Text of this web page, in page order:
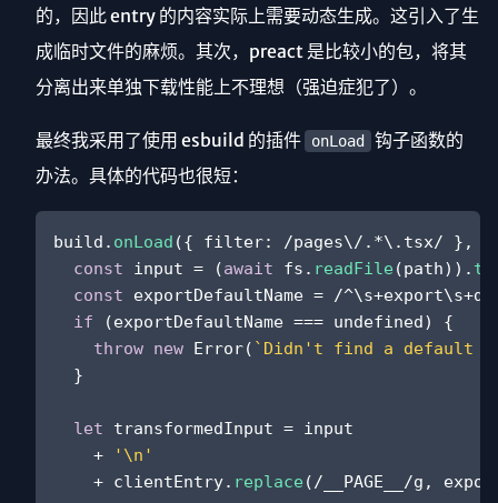
的，因此 entry 的内容实际上需要动态生成。这引入了生
成临时文件的麻烦。其次，preact 是比较小的包，将其
分离出来单独下载性能上不理想（强迫症犯了）。
最终我采用了使用 esbuild 的插件 onLoad
钩子函数的
办法。具体的代码也很短：
build. onLoad ({ filter: /pages\/.*\.tsx/ },
const input = (await fs. readFile (path)).
const exportDefaultName = /
if (exportDefaultName === undefined) {
throw new Error( `Didn't find a default
  }
let transformedInput = input
    +
'\n'
    + clientEntry.
replace (/__PAGE__/g ,